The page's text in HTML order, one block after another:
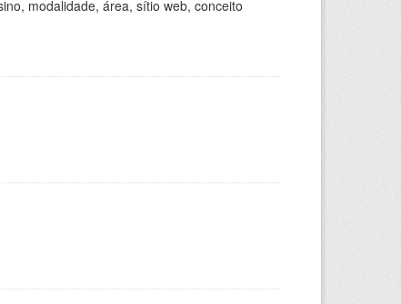
modalidade, área, sítio web, conceito